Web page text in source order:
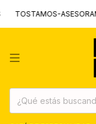
ASESORAMOS-